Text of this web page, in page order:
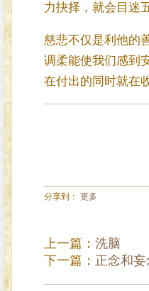
力抉择，就会目迷
慈悲不仅是利他的
调柔能使我们感到
在付出的同时就在
分享到： 更多
上一篇： 洗脑
下一篇： 正念和